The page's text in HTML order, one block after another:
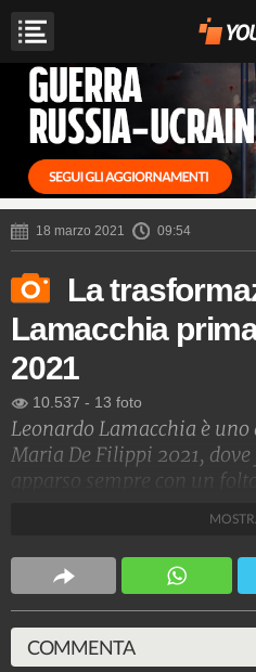
18 marzo 2021 09:54
La
Lamacchia
2021
10.537 - 13 foto
Leonardo Lamacchia è
Maria De Filippi 2021,
apparso sempre con un
Stile e trend
COMMENTA